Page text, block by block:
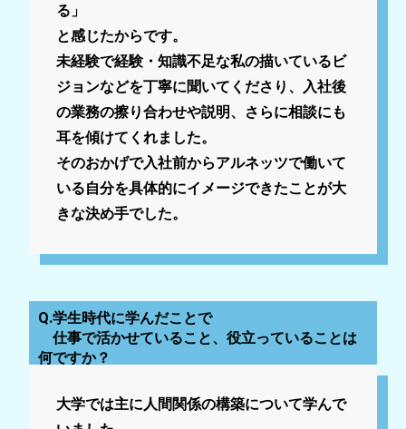
す。
る」
と感じたからです。
未経験で経験・知識不足な私の描いているビ
ジョンなどを丁寧に聞いてくださり、入社後
の業務の擦り合わせや説明、さらに相談にも
耳を傾けてくれました。
そのおかげで入社前からアルネッツで働いて
いる自分を具体的にイメージできたことが大
きな決め手でした。
Q.学生時代に学んだことで
仕事で活かせていること、役立っていることは
何ですか？
大学では主に人間関係の構築について学んで